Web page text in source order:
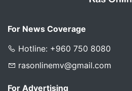
For News Coverage
Hotline: +960 750 8080
rasonlinemv@gmail.com
For Advertising